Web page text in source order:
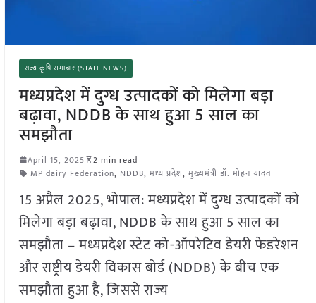
राज्य कृषि समाचार (STATE NEWS)
मध्यप्रदेश में दुग्ध उत्पादकों को मिलेगा बड़ा
बढ़ावा, NDDB के साथ हुआ 5 साल का
समझौता
April 15, 2025
2 min read
MP dairy Federation, NDDB, मध्य प्रदेश, मुख्यमंत्री डॉ. मोहन यादव
15 अप्रैल 2025, भोपाल: मध्यप्रदेश में दुग्ध उत्पादकों को
मिलेगा बड़ा बढ़ावा, NDDB के साथ हुआ 5 साल का
समझौता – मध्यप्रदेश स्टेट को-ऑपरेटिव डेयरी फेडरेशन
और राष्ट्रीय डेयरी विकास बोर्ड (NDDB) के बीच एक
समझौता हुआ है, जिससे राज्य